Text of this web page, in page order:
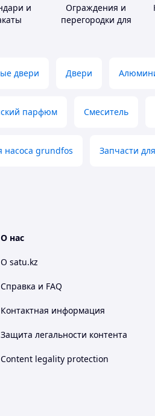
и
Ограждения и
перегородки для
двери Двери
парфюм Смеситель
насоса grundfos Запчасти
О нас
О satu.kz
Справка и FAQ
Контактная информация
Защита легальности контента
Content legality protection